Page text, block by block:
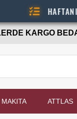
HAFTANIN 6
KARGO
MAKITA ATTLAS